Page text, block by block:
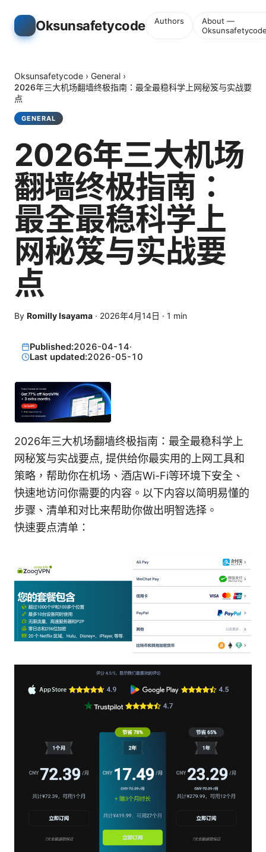
Oksunsafetycode Authors
About —
Oksunsafetycode › General ›
2026年三大机场翻墙终极指南：最全最稳科学上网秘笈与实战要
点
GENERAL
2026年三大机场
翻墙终极指南：
最全最稳科学上
网秘笈与实战要
点
By Romilly Isayama · 2026年4月14日 · 1 min
Published:2026-04-14·
Last updated:2026-05-10
2026年三大机场翻墙终极指南：最全最稳科学上
网秘笈与实战要点, 提供给你最实用的上网工具和
策略，帮助你在机场、酒店Wi-Fi等环境下安全、
快速地访问你需要的内容。以下内容以简明易懂的
步骤、清单和对比来帮助你做出明智选择。
快速要点清单：